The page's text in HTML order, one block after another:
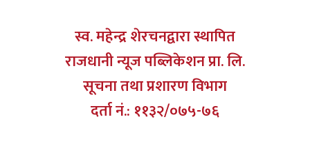
स्व. महेन्द्र शेरचनद्वारा स्थापित
राजधानी न्यूज पब्लिकेशन प्रा. लि.
सूचना तथा प्रशारण विभाग
दर्ता नं.: ११३२/०७५-७६